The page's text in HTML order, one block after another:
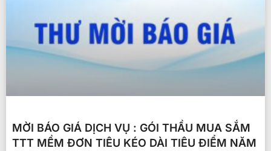
MỜI BÁO GIÁ DỊCH VỤ : GÓI THẦU MUA SẮM
TTT MỀM ĐƠN TIÊU KÉO DÀI TIÊU ĐIỂM NĂM